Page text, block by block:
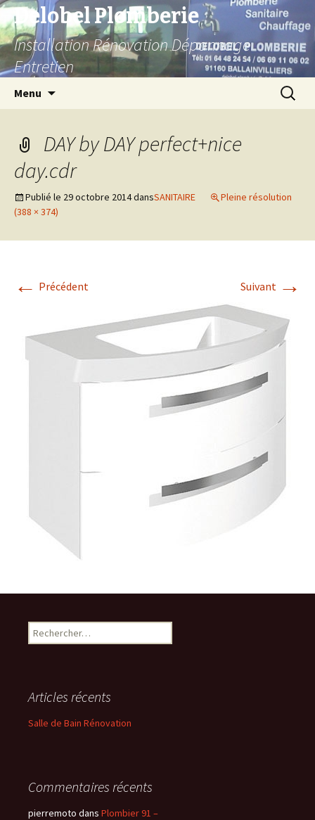
Delobel Plomberie
Installation Rénovation Dépannage
Entretien
Menu
DAY by DAY perfect+nice
day.cdr
Publié le 29 octobre 2014dansSANITAIRE
Pleine résolution
(388 × 374)
← Précédent Suivant →
Rechercher :
Articles récents
Salle de Bain Rénovation
Commentaires récents
pierremoto dans Plombier 91 –